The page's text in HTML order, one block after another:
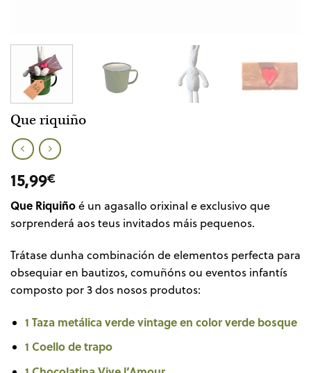
Que riquiño
15,99€
Que Riquiñoé un agasallo orixinal e exclusivo que
sorprenderá aos teus invitados máis pequenos.
Trátase dunha combinación de elementos perfecta para
obsequiar en bautizos, comuñóns ou eventos infantís
composto por 3 dos nosos produtos:
1 Taza metálica verde vintage en color verde bosque
1 Coello de trapo